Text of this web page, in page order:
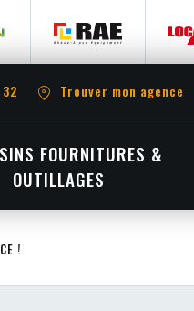
Trouver mon agence
FOURNITURES &
OUTILLAGES
!